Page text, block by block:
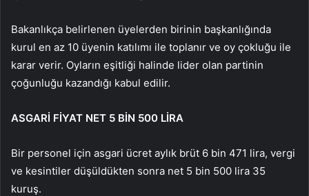
Bakanlıkça belirlenen üyelerden birinin başkanlığında
kurul en az 10 üyenin katılımı ile toplanır ve oy çokluğu ile
karar verir. Oyların eşitliği halinde lider olan partinin
çoğunluğu kazandığı kabul edilir.
ASGARİ FİYAT NET 5 BİN 500 LİRA
Bir personel için asgari ücret aylık brüt 6 bin 471 lira, vergi
ve kesintiler düşüldükten sonra net 5 bin 500 lira 35
kuruş.